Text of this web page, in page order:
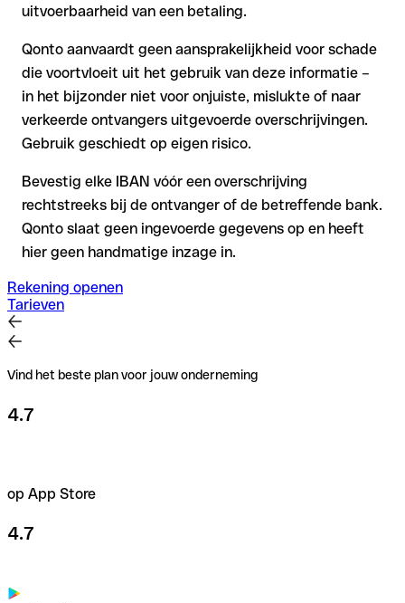
uitvoerbaarheid van een betaling.
Qonto aanvaardt geen aansprakelijkheid voor schade
die voortvloeit uit het gebruik van deze informatie –
in het bijzonder niet voor onjuiste, mislukte of naar
verkeerde ontvangers uitgevoerde overschrijvingen.
Gebruik geschiedt op eigen risico.
Bevestig elke IBAN vóór een overschrijving
rechtstreeks bij de ontvanger of de betreffende bank.
Qonto slaat geen ingevoerde gegevens op en heeft
hier geen handmatige inzage in.
Rekening openen
Tarieven
Vind het beste plan voor jouw onderneming
4.7
op App Store
4.7